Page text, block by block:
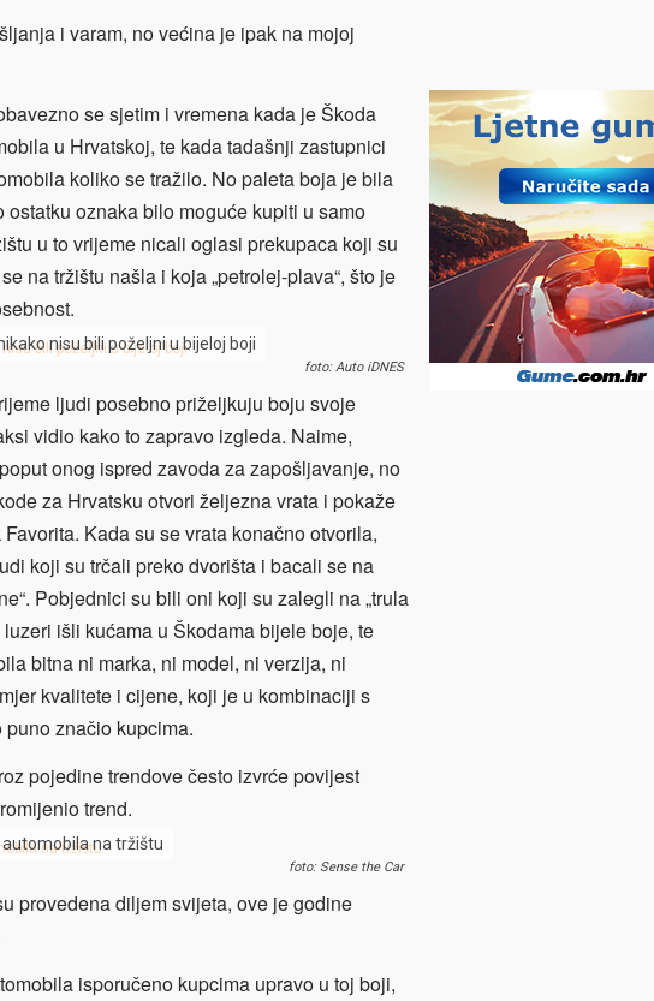
i varam, no većina je ipak na mojoj
se sjetim i vremena kada je Škoda
u Hrvatskoj, te kada tadašnji zastupnici
koliko se tražilo. No paleta boja je bila
oznaka bilo moguće kupiti u samo
u to vrijeme nicali oglasi prekupaca koji su
na tržištu našla i koja „petrolej-plava“, što je
nisu bili poželjni u bijeloj boji
foto: Auto iDNES
ljudi posebno priželjkuju boju svoje
vidio kako to zapravo izgleda. Naime,
onog ispred zavoda za zapošljavanje, no
za Hrvatsku otvori željezna vrata i pokaže
Kada su se vrata konačno otvorila,
koji su trčali preko dvorišta i bacali se na
Pobjednici su bili oni koji su zalegli na „trula
išli kućama u Škodama bijele boje, te
bitna ni marka, ni model, ni verzija, ni
kvalitete i cijene, koji je u kombinaciji s
značio kupcima.
pojedine trendove često izvrće povijest
trend.
automobila na tržištu
foto: Sense the Car
provedena diljem svijeta, ove je godine
isporučeno kupcima upravo u toj boji,